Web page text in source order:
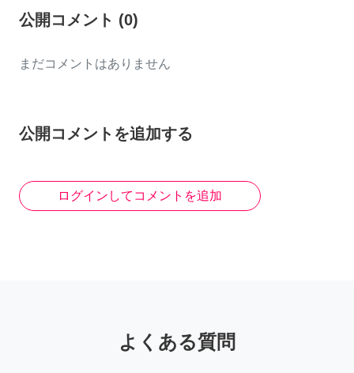
公開コメント (0)
まだコメントはありません
公開コメントを追加する
ログインしてコメントを追加
よくある質問